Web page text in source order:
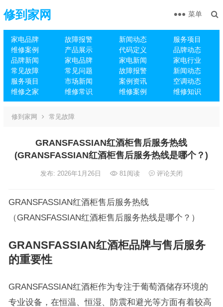
修到家网
家电品牌 故障报警 新闻动态
服务项目
维修案例
产品展示 代码定义
品牌动态
品牌新闻
家电品牌 家电新闻
家电行业
常见故障
常见问题 故障报警
新闻动态
服务项目
市场新闻 案例资讯
空调动态
维修之家
维修常识 维修案例 维修知识
菜单
修到家网 常见故障
GRANSFASSIAN红酒柜售后服务热线
(GRANSFASSIAN红酒柜售后服务热线是哪个？)
发布: 2026年1月26日 81阅读 评论关闭
GRANSFASSIAN红酒柜售后服务热线
（GRANSFASSIAN红酒柜售后服务热线是哪个？）
GRANSFASSIAN红酒柜品牌与售后服务
的重要性
GRANSFASSIAN红酒柜作为专注于葡萄酒储存环境的
专业设备，在恒温、恒湿、防震和避光等方面有着较高